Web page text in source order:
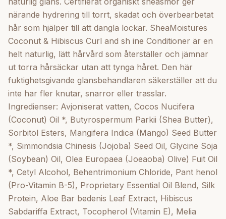
fördelning. Låt stå i 3 minuter. Skölj. Stil efter
önskemål. ingredienser: Avjoniserat vatten, Cocos
Nucifera (Coconut) Oil *, Butyrospermum Parkii (Shea
Butter), Sorbitol Esters, Mangifera Indica (Mango)
Seed Butter *, Simmondsia Chinesis (Jojoba) Seed Oil,
Glycine Soja (Soybean) Oil, Olea Europaea (Olive) Fuit
Oil *, Cetylalkohol, Behentrimonium Chloride,
Panthenol (Pro-Vitamin B-5), Egenskaper för eterisk
eterisk olja, sidenprotein, Aloe Barbedenis Leaf
Extract, Hibiscus Sabdariffa Extract, Tocopherol
(Vitamin E), Melia Azadirachta (Neem) Seed Oil ,
Rosemary Extract, Caprylyl Glycol
närande hydrering till torrt, skadat och överbearbetat
hår som hjälper till att dangla lockar. SheaMoistures
Coconut & Hibiscus Curl and sh ine Conditioner är en
helt naturlig, lätt hårvård som återställer och jämnar
ut torra hårsäckar utan att tynga håret. Den här
fuktighetsgivande glansbehandlaren säkerställer att du
inte har fler knutar, snarror eller trasslar.
Ingredienser: Avjoniserat vatten, Cocos Nucifera
(Coconut) Oil *, Butyrospermum Parkii (Shea Butter),
Sorbitol Esters, Mangifera Indica (Mango) Seed Butter
*, Simmondsia Chinesis (Jojoba) Seed Oil, Glycine Soja
(Soybean) Oil, Olea Europaea (Joeaoba) Olive) Fuit Oil
*, Cetyl Alcohol, Behentrimonium Chloride, Pant henol
(Pro-Vitamin B-5), Proprietary Essential Oil Blend, Silk
Protein, Aloe Bar bedenis Leaf Extract, Hibiscus
Sabdariffa Extract, Tocopherol (Vitamin E), Melia